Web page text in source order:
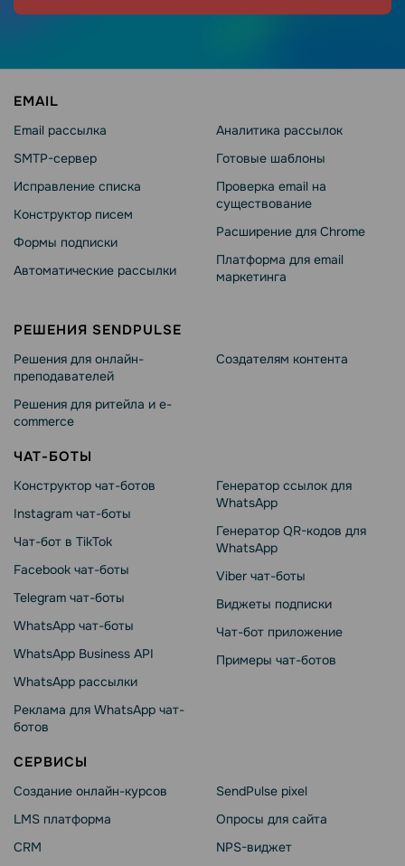
EMAIL
Email рассылка
SMTP-сервер
Исправление списка
Конструктор писем
Формы подписки
Автоматические рассылки
Аналитика рассылок
Готовые шаблоны
Проверка email на
существование
Расширение для Chrome
Платформа для email
маркетинга
РЕШЕНИЯ SENDPULSE
Решения для онлайн-
преподавателей
Решения для ритейла и e-
commerce
Создателям контента
ЧАТ-БОТЫ
Конструктор чат-ботов
Instagram чат-боты
Чат-бот в TikTok
Facebook чат-боты
Telegram чат-боты
WhatsApp чат-боты
WhatsApp Business API
WhatsApp рассылки
Реклама для WhatsApp чат-
ботов
Генератор ссылок для
WhatsApp
Генератор QR-кодов для
WhatsApp
Viber чат-боты
Виджеты подписки
Чат-бот приложение
Примеры чат-ботов
СЕРВИСЫ
Создание онлайн-курсов
LMS платформа
CRM
SendPulse pixel
Опросы для сайта
NPS-виджет